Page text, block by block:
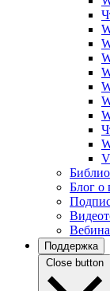
Блог о
Поддержка
Close button